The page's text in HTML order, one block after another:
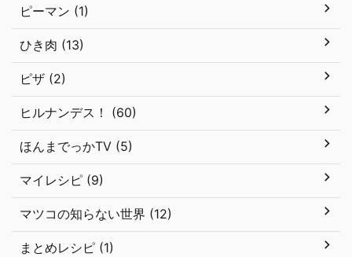
ピーマン (1)
ひき肉 (13)
ピザ (2)
ヒルナンデス！ (60)
ほんまでっかTV (5)
マイレシピ (9)
マツコの知らない世界 (12)
まとめレシピ (1)